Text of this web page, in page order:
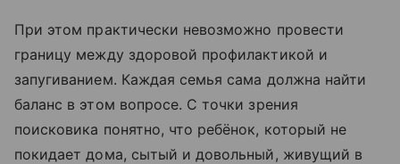
При этом практически невозможно провести
границу между здоровой профилактикой и
запугиванием. Каждая семья сама должна найти
баланс в этом вопросе. С точки зрения
поисковика понятно, что ребёнок, который не
покидает дома, сытый и довольный, живущий в